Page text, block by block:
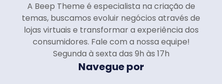
A Beep Theme é especialista na criação de
temas, buscamos evoluir negócios através de
lojas virtuais e transformar a experiência dos
consumidores. Fale com a nossa equipe!
Segunda à sexta das 9h às 17h
Navegue por